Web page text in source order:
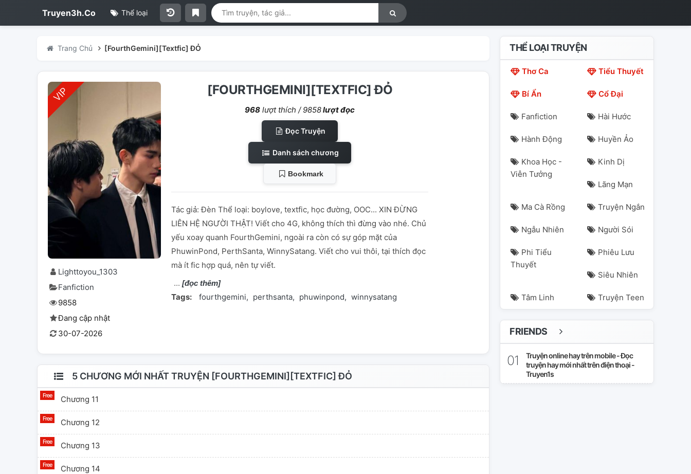
Truyen3h.Co Thể loại
Trang Chủ [FourthGemini][Textfic] ĐỎ
Lighttoyou_1303
Fanfiction
9858
Đang cập nhật
30-07-2026
[FOURTHGEMINI][TEXTFIC] ĐỎ
968 lượt thích / 9858lượt đọc
Đọc Truyện
Danh sách chương
Bookmark
Tác giả: Đèn Thể loại: boylove, textfic, học đường, OOC... XIN ĐỪNG
LIÊN HỆ NGƯỜI THẬT! Viết cho 4G, không thích thì đừng vào nhé. Chủ
yếu xoay quanh FourthGemini, ngoài ra còn có sự góp mặt của
PhuwinPond, PerthSanta, WinnySatang. Viết cho vui thôi, tại thích đọc
mà ít fic hợp quá, nên tự viết.
[đọc thêm]
Tags: fourthgemini perthsanta phuwinpond winnysatang
5 CHƯƠNG MỚI NHẤT TRUYỆN [FOURTHGEMINI][TEXTFIC] ĐỎ
Chương 11
Chương 12
Chương 13
Chương 14
THỂ LOẠI TRUYỆN
Thơ Ca Tiểu Thuyết
Bí Ẩn Cổ Đại
Fanfiction Hài Hước
Hành Động Huyền Ảo
Khoa Học -
Viễn Tưởng
Kinh Dị
Lãng Mạn
Ma Cà Rồng Truyện Ngắn
Ngẫu Nhiên Người Sói
Phi Tiểu
Thuyết
Phiêu Lưu
Siêu Nhiên
Tâm Linh Truyện Teen
FRIENDS
Truyện online hay trên mobile - Đọc
truyện hay mới nhất trên điện thoại -
Truyen1s